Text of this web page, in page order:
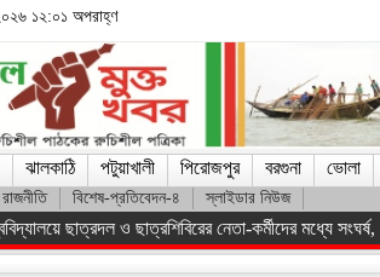
১২:০১ অপরাহ্ণ
ঝালকাঠি পটুয়াখালী পিরোজপুর বরগুনা ভোলা
রাজনীতি বিশেষ-প্রতিবেদন-৪ স্লাইডার নিউজ
ছাত্রদল ও ছাত্রশিবিরের নেতা-কর্মীদের মধ্যে সংঘর্ষ,